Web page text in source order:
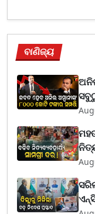
ବାଣିଜ୍ୟ